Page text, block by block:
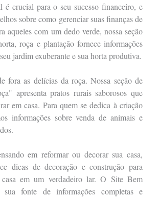
é crucial para o seu sucesso financeiro, e
sobre como gerenciar suas finanças de
aqueles com um dedo verde, nossa seção
roça e plantação fornece informações
jardim exuberante e sua horta produtiva.
fora as delícias da roça. Nossa seção de
apresenta pratos rurais saborosos que
em casa. Para quem se dedica à criação
informações sobre venda de animais e
em reformar ou decorar sua casa,
dicas de decoração e construção para
casa em um verdadeiro lar. O Site Bem
fonte de informações completas e